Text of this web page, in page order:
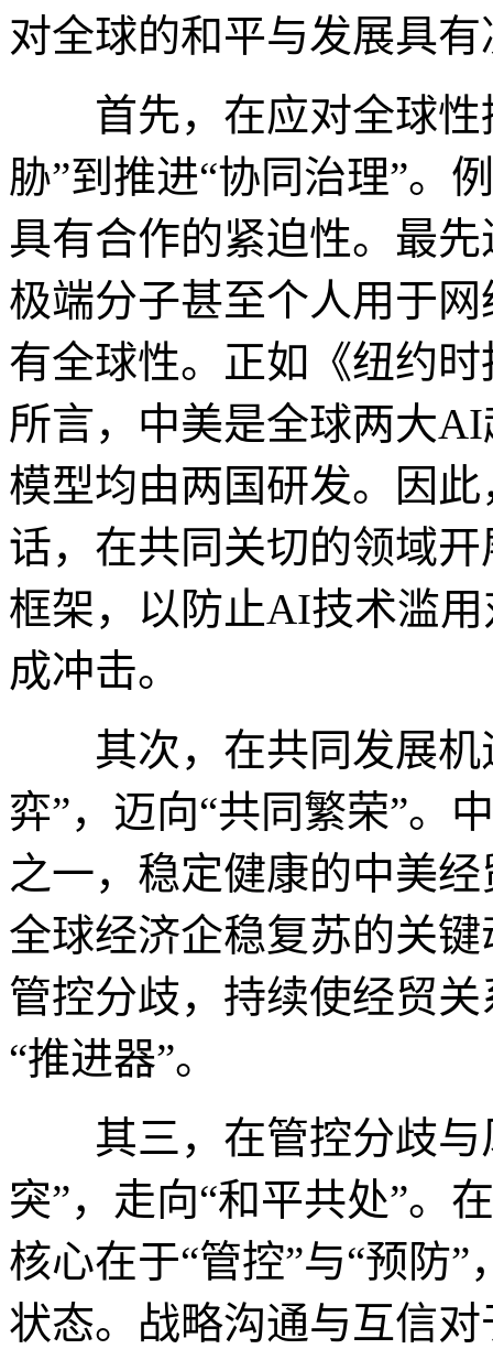
对全球的和平与发展具
首先，在应对全球性
胁”到推进“协同治理”。
具有合作的紧迫性。最
极端分子甚至个人用于
有全球性。正如《纽约
所言，中美是全球两大
模型均由两国研发。因
话，在共同关切的领域
框架，以防止AI技术滥
成冲击。
其次，在共同发展机
弈”，迈向“共同繁荣”。
之一，稳定健康的中美
全球经济企稳复苏的关
管控分歧，持续使经贸
“推进器”。
其三，在管控分歧与
突”，走向“和平共处”。
核心在于“管控”与“预防
状态。战略沟通与互信